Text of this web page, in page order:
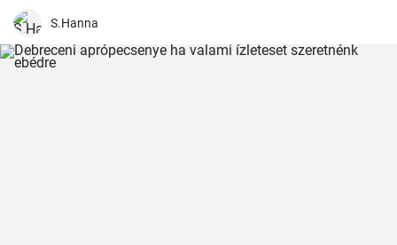
képest.S.Hanna